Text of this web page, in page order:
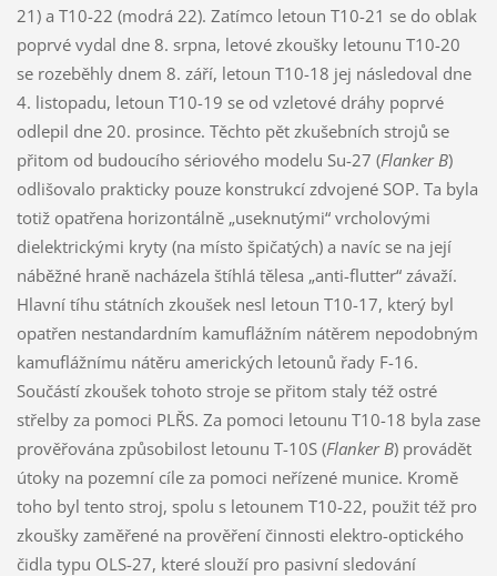
21) a T10-22 (modrá 22). Zatímco letoun T10-21 se do oblak
poprvé vydal dne 8. srpna, letové zkoušky letounu T10-20
se rozeběhly dnem 8. září, letoun T10-18 jej následoval dne
4. listopadu, letoun T10-19 se od vzletové dráhy poprvé
odlepil dne 20. prosince. Těchto pět zkušebních strojů se
přitom od budoucího sériového modelu Su-27 (Flanker B)
odlišovalo prakticky pouze konstrukcí zdvojené SOP. Ta byla
totiž opatřena horizontálně „useknutými“ vrcholovými
dielektrickými kryty (na místo špičatých) a navíc se na její
náběžné hraně nacházela štíhlá tělesa „anti-flutter“ závaží.
Hlavní tíhu státních zkoušek nesl letoun T10-17, který byl
opatřen nestandardním kamuflážním nátěrem nepodobným
kamuflážnímu nátěru amerických letounů řady F-16.
Součástí zkoušek tohoto stroje se přitom staly též ostré
střelby za pomoci PLŘS. Za pomoci letounu T10-18 byla zase
prověřována způsobilost letounu T-10S (Flanker B) provádět
útoky na pozemní cíle za pomoci neřízené munice. Kromě
toho byl tento stroj, spolu s letounem T10-22, použit též pro
zkoušky zaměřené na prověření činnosti elektro-optického
čidla typu OLS-27, které slouží pro pasivní sledování